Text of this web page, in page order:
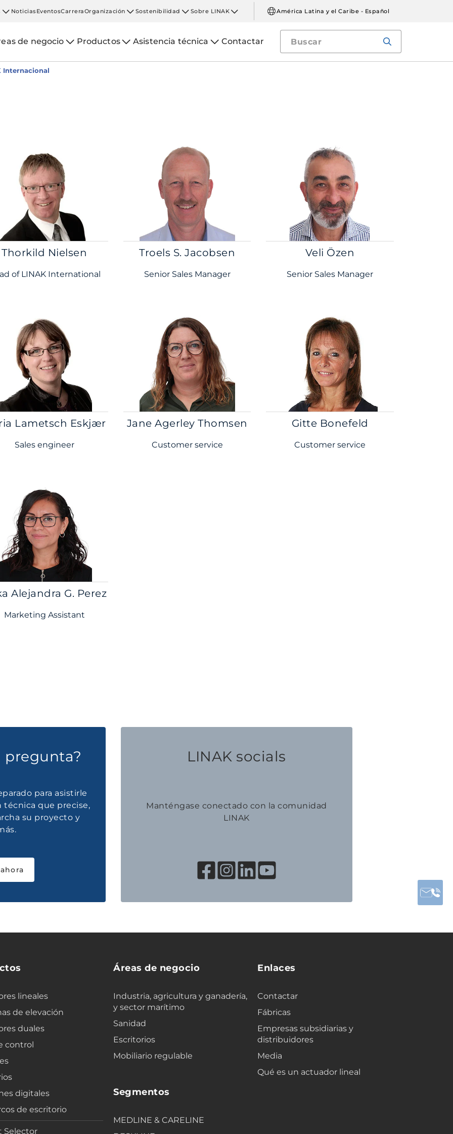
NoticiasEventosCarreraOrganización Sostenibilidad Sobre LINAK América Latina y el Caribe - Español
de negocio Productos Asistencia técnica Contactar
Internacional
Thorkild Nielsen
of LINAK International
Troels S. Jacobsen
Senior Sales Manager
Veli Özen
Senior Sales Manager
Lametsch Eskjær
Sales engineer
Jane Agerley Thomsen
Customer service
Gitte Bonefeld
Customer service
Alejandra G. Perez
Marketing Assistant
pregunta?
para asistirle
que precise,
su proyecto y
LINAK socials
Manténgase conectado con la comunidad
LINAK
lineales
de elevación
duales
control
digitales
de escritorio
Selector
Áreas de negocio
Industria, agricultura y ganadería,
y sector marítimo
Sanidad
Escritorios
Mobiliario regulable
Segmentos
MEDLINE & CARELINE
Enlaces
Contactar
Fábricas
Empresas subsidiarias y
distribuidores
Media
Qué es un actuador lineal